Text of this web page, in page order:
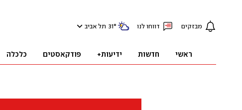
מבזקים דווחו לנו 31° תל אביב
ראשי חדשות ידיעות+ פודקאסטים כלכלה